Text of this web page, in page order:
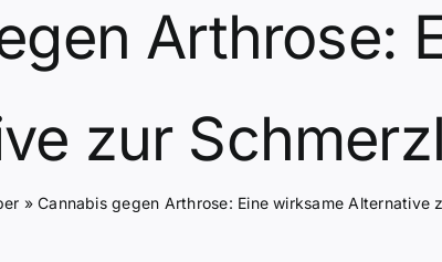
Arthrose:
zur
»Cannabis gegen Arthrose: Eine wirksame Alternative